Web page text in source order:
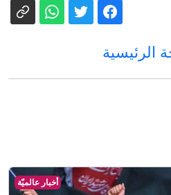
الرئيسية
أخبار عالميّة